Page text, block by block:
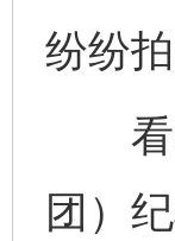
纷纷拍
看着
团）